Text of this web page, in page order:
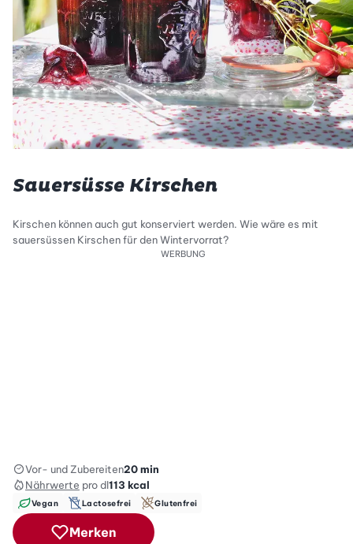
Sauersüsse Kirschen
Kirschen können auch gut konserviert werden. Wie wäre es mit
sauersüssen Kirschen für den Wintervorrat?
WERBUNG
Vor- und Zubereiten20 min
Nährwerte pro dl113 kcal
Vegan Lactosefrei Glutenfrei
Merken